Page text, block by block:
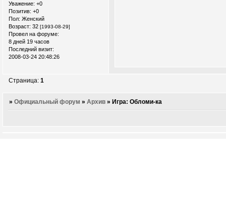
Уважение: +0
Позитив: +0
Пол: Женский
Возраст: 32 [1993-08-29]
Провел на форуме:
8 дней 19 часов
Последний визит:
2008-03-24 20:48:26
Страница:1
»Официальный форум »Архив »Игра: Обломи-ка